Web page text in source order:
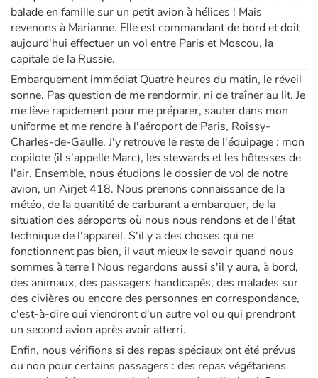
balade en famille sur un petit avion à hélices ! Mais
revenons à Marianne. Elle est commandant de bord et doit
aujourd'hui effectuer un vol entre Paris et Moscou, la
capitale de la Russie.
Embarquement immédiat Quatre heures du matin, le réveil
sonne. Pas question de me rendormir, ni de traîner au lit. Je
me lève rapidement pour me préparer, sauter dans mon
uniforme et me rendre à l'aéroport de Paris, Roissy-
Charles-de-Gaulle. J'y retrouve le reste de l'équipage : mon
copilote (il s'appelle Marc), les stewards et les hôtesses de
l'air. Ensemble, nous étudions le dossier de vol de notre
avion, un Airjet 418. Nous prenons connaissance de la
météo, de la quantité de carburant a embarquer, de la
situation des aéroports où nous nous rendons et de l'état
technique de l'appareil. S'il y a des choses qui ne
fonctionnent pas bien, il vaut mieux le savoir quand nous
sommes à terre I Nous regardons aussi s'il y aura, à bord,
des animaux, des passagers handicapés, des malades sur
des civières ou encore des personnes en correspondance,
c'est-à-dire qui viendront d'un autre vol ou qui prendront
un second avion après avoir atterri.
Enfin, nous vérifions si des repas spéciaux ont été prévus
ou non pour certains passagers : des repas végétariens